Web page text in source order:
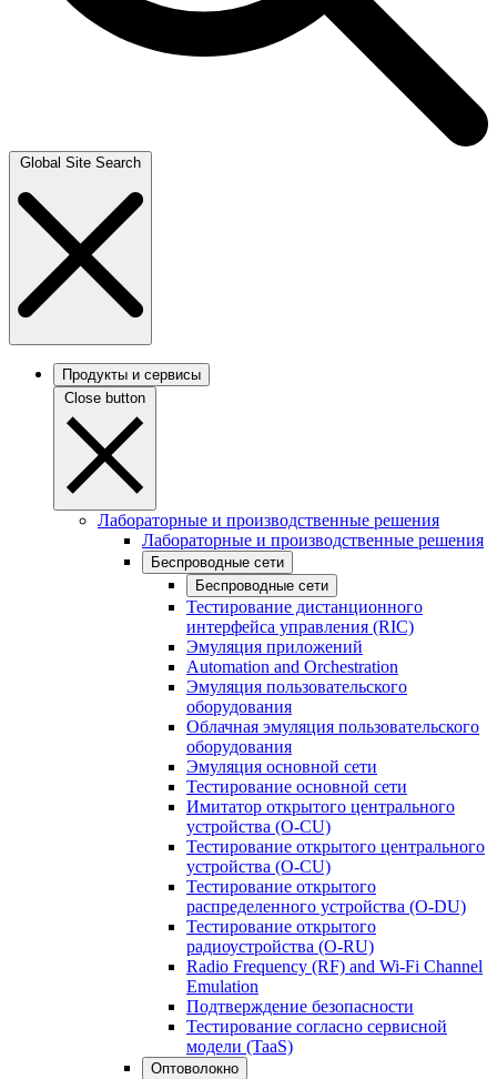
Global Site Search
Продукты и сервисы
Close button
Лабораторные и производственные решения
Лабораторные и производственные решения
Беспроводные сети
Беспроводные сети
Тестирование дистанционного
интерфейса управления (RIC)
Эмуляция приложений
Automation and Orchestration
Эмуляция пользовательского
оборудования
Облачная эмуляция пользовательского
оборудования
Эмуляция основной сети
Тестирование основной сети
Имитатор открытого центрального
устройства (O-CU)
Тестирование открытого центрального
устройства (O-CU)
Тестирование открытого
распределенного устройства (O-DU)
Тестирование открытого
радиоустройства (O-RU)
Radio Frequency (RF) and Wi-Fi Channel
Emulation
Подтверждение безопасности
Тестирование согласно сервисной
модели (TaaS)
Оптоволокно